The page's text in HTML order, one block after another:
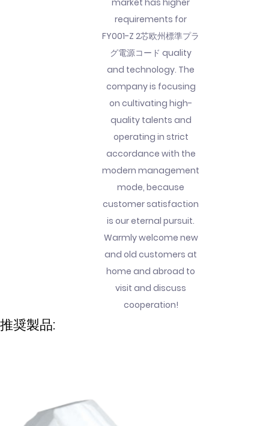
requirements for
FY001-Z 2芯欧州標準プラ
グ電源コード quality
and technology. The
company is focusing
on cultivating high-
quality talents and
operating in strict
accordance with the
modern management
mode, because
customer satisfaction
is our eternal pursuit.
Warmly welcome new
and old customers at
home and abroad to
visit and discuss
cooperation!
推奨製品: